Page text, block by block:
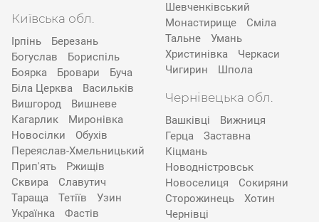
Київська обл.
Ірпінь
Березань
Богуслав
Бориспіль
Боярка
Бровари
Буча
Біла Церква
Васильків
Вишгород
Вишневе
Кагарлик
Миронівка
Новосілки
Обухів
Переяслав-Хмельницький
Прип'ять
Ржищів
Сквира
Славутич
Тараща
Тетіїв
Узин
Українка
Фастів
Шевченківський
Монастирище
Сміла
Тальне
Умань
Христинівка
Черкаси
Чигирин
Шпола
Чернівецька обл.
Вашківці
Вижниця
Герца
Заставна
Кіцмань
Новодністровськ
Новоселиця
Сокиряни
Сторожинець
Хотин
Чернівці